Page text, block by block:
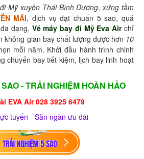
Mỹ xuyên Thái Bình Dương,xứng tầm
MÃI, dịch vụ đạt chuẩn 5 sao, quá
dạng. Vé máy bay đi Mỹ Eva Air chỉ
không gian bay chất lượng được hơn 10
mỗi năm. Khởi đầu hành trình chinh
chuyến bay tiết kiệm, lịch bay linh hoạt
- TRẢI NGHIỆM HOÀN HẢO
EVA Air 028 3925 6479
tuyến - Săn ngàn ưu đãi